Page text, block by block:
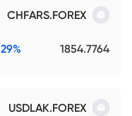
CHFARS.FOREX
1854.7764
USDLAK.FOREX